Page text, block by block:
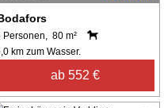
Personen, 80 m²
km zum Wasser.
ab 552 €